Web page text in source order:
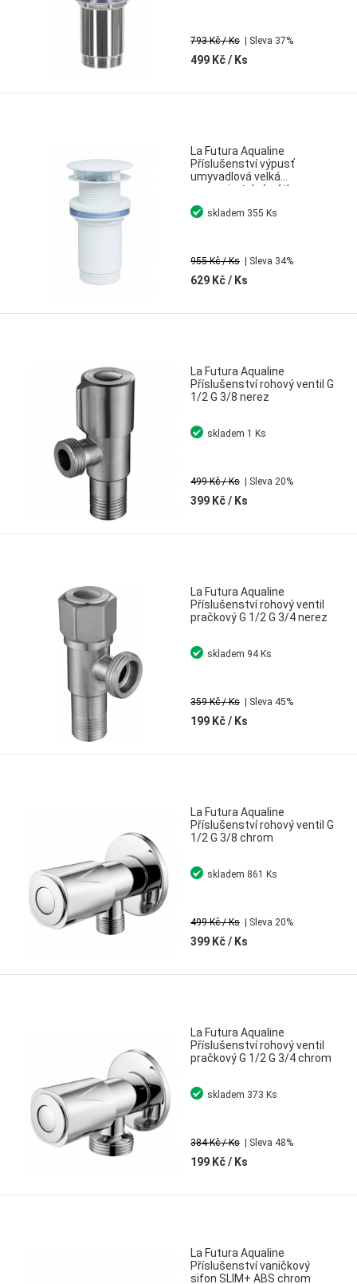
793 Kč/ Ks | Sleva 37%
499 Kč/ Ks
La Futura Aqualine
Příslušenství výpusť
umyvadlová velká
neuzaviratelná zátka pro
umyvadla bez přepadu bílá
955 Kč/ Ks | Sleva 34%
629 Kč/ Ks
skladem 355 Ks
La Futura Aqualine
Příslušenství rohový ventil G
1/2 G 3/8 nerez
499 Kč/ Ks | Sleva 20%
399 Kč/ Ks
skladem 1 Ks
La Futura Aqualine
Příslušenství rohový ventil
pračkový G 1/2 G 3/4 nerez
359 Kč/ Ks | Sleva 45%
199 Kč/ Ks
skladem 94 Ks
La Futura Aqualine
Příslušenství rohový ventil G
1/2 G 3/8 chrom
499 Kč/ Ks | Sleva 20%
399 Kč/ Ks
skladem 861 Ks
La Futura Aqualine
Příslušenství rohový ventil
pračkový G 1/2 G 3/4 chrom
384 Kč/ Ks | Sleva 48%
199 Kč/ Ks
skladem 373 Ks
La Futura Aqualine
Příslušenství vaničkový
sifon SLIM+ ABS chrom